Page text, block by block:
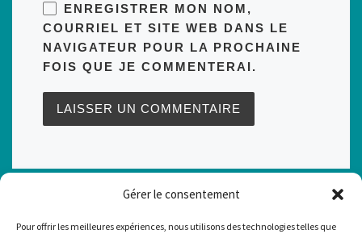
Gérer le consentement
Pour offrir les meilleures expériences, nous utilisons des technologies telles que
ENREGISTRER MON NOM,
COURRIEL ET SITE WEB DANS LE
NAVIGATEUR POUR LA PROCHAINE
FOIS QUE JE COMMENTERAI.
Navigation de l'article EST-CE QUE QU’ON PEUT FAIRE DE LA MONTGOLFIÈRE EN HIVER?